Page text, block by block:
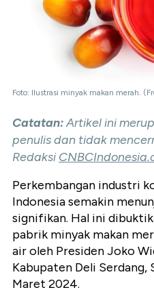
Foto: Ilustrasi minyak makan merah.
Catatan:Artikel ini
penulis dan tidak
Redaksi
Perkembangan industri
Indonesia semakin
signifikan. Hal ini
pabrik minyak makan
air oleh Presiden Joko
Kabupaten Deli Serdang,
Maret 2024.